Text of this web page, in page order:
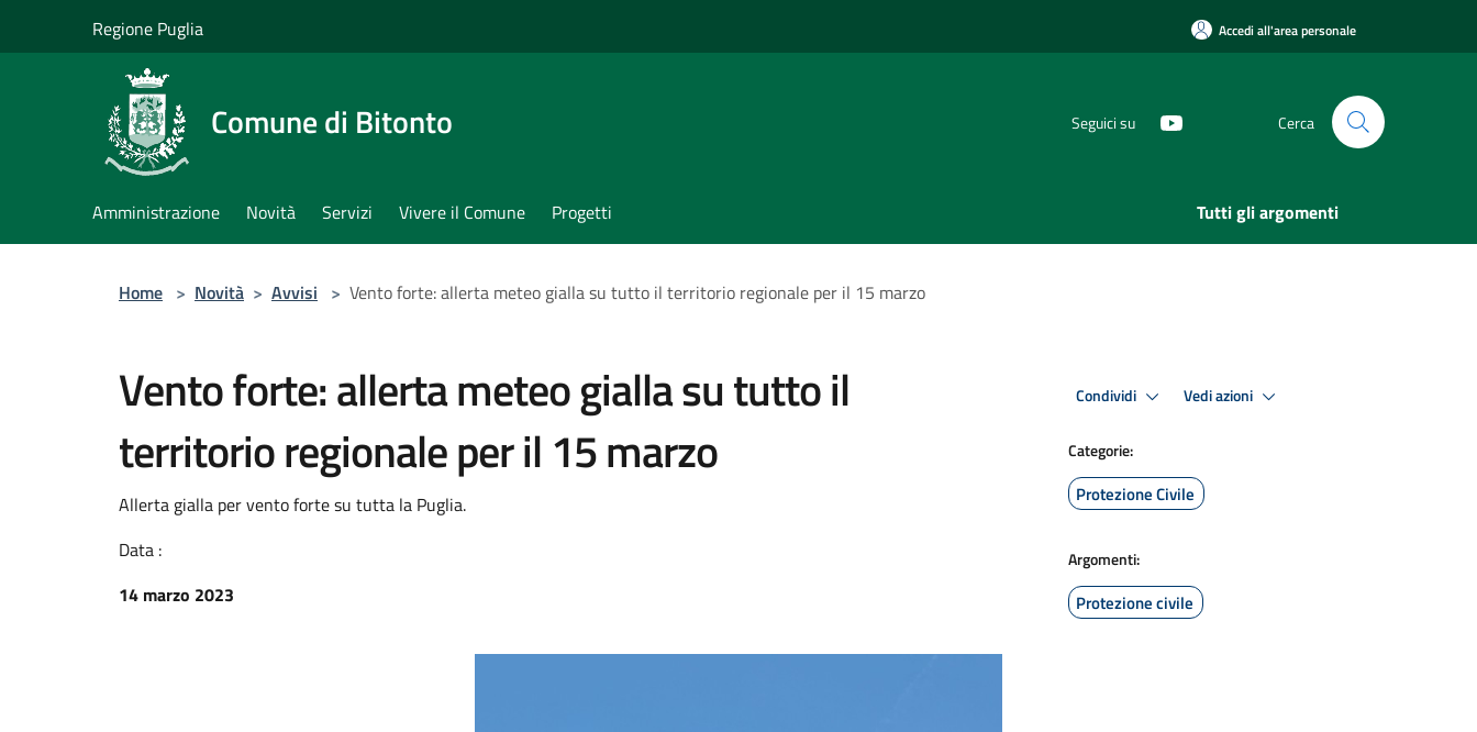
Regione Puglia Accedi all'area personale
Comune di Bitonto Seguici su Cerca
Amministrazione Novità Servizi Vivere il Comune Progetti Tutti gli argomenti
Home > Novità > Avvisi > Vento forte: allerta meteo gialla su tutto il territorio regionale per il 15 marzo
Vento forte: allerta meteo gialla su tutto il
territorio regionale per il 15 marzo
Allerta gialla per vento forte su tutta la Puglia.
Data :
14 marzo 2023
Condividi Vedi azioni
Categorie:
Protezione Civile
Argomenti:
Protezione civile